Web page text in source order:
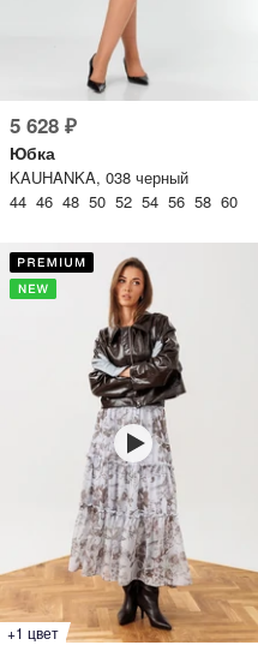
5 628 ₽
Юбка
KAUHANKA, 038 черный
44 46 48 50 52 54 56 58 60
+1 цвет